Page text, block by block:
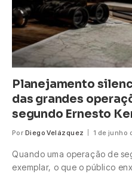
Planejamento
das grandes
segundo Ernesto
Por Diego Velázquez 1 de junho
Quando uma operação de
exemplar, o que o público